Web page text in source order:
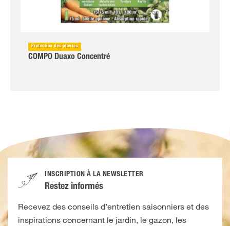
Protection des plantes
COMPO Duaxo Concentré
INSCRIPTION À LA NEWSLETTER
Restez informés
Recevez des conseils d’entretien saisonniers et des
inspirations concernant le jardin, le gazon, les